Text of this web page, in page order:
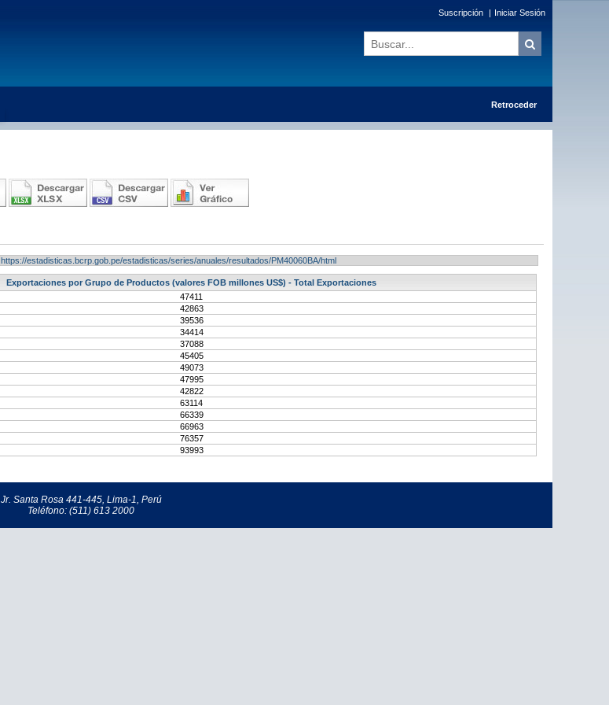
Suscripción | Iniciar Sesión
Retroceder
https://estadisticas.bcrp.gob.pe/estadisticas/series/anuales/resultados/PM40060BA/html
Exportaciones por Grupo de Productos (valores FOB millones US$) - Total Exportaciones
47411
42863
39536
34414
37088
45405
49073
47995
42822
63114
66339
66963
76357
93993
Jr. Santa Rosa 441-445, Lima-1, Perú
Teléfono: (511) 613 2000